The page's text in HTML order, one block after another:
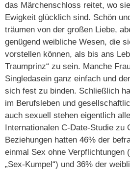
das Märchenschloss reitet, wo
Ewigkeit glücklich sind. Schön
träumen von der großen Liebe,
genügend weibliche Wesen, die
vorstellen können, als bis ans
Traumprinz“ zu sein. Manche
Singledasein ganz einfach und
sich fest zu binden. Schließlich
im Berufsleben und
auch sexuell stehen eigentlich
Internationalen C-Date-Studie zu
Beziehungen hatten 46% der
einmal Sex ohne Verpflichtungen
„Sex-Kumpel“) und 36% der